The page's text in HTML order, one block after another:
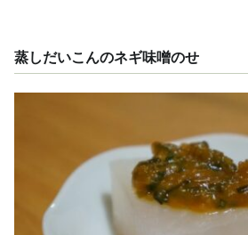
蒸しだいこんのネギ味噌のせ